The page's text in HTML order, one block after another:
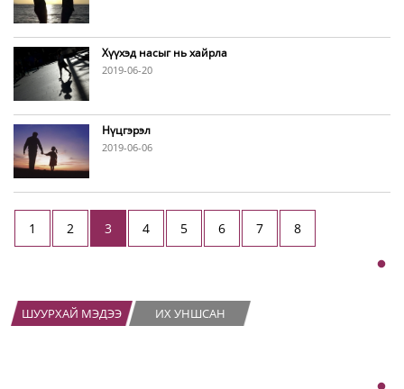
Хүүхэд насыг нь хайрла
2019-06-20
Нүцгэрэл
2019-06-06
1 2 3 4 5 6 7 8
ШУУРХАЙ МЭДЭЭ ИХ УНШСАН